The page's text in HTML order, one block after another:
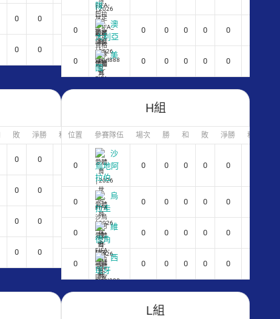
0 0
0 0
隊
0
澳
大利亞
0 0 0 0 0
0
美
國
0 0 0 0 0
敗 淨勝 積分
0 0
0 0
0 0
0 0
H組
位置 參賽隊伍 場次 勝 和 敗 淨勝 積分
0
沙
烏地阿
拉伯
0 0 0 0 0
0
烏
拉圭
0 0 0 0 0
0
維
德角
0 0 0 0 0
0
西
班牙
0 0 0 0 0
L組